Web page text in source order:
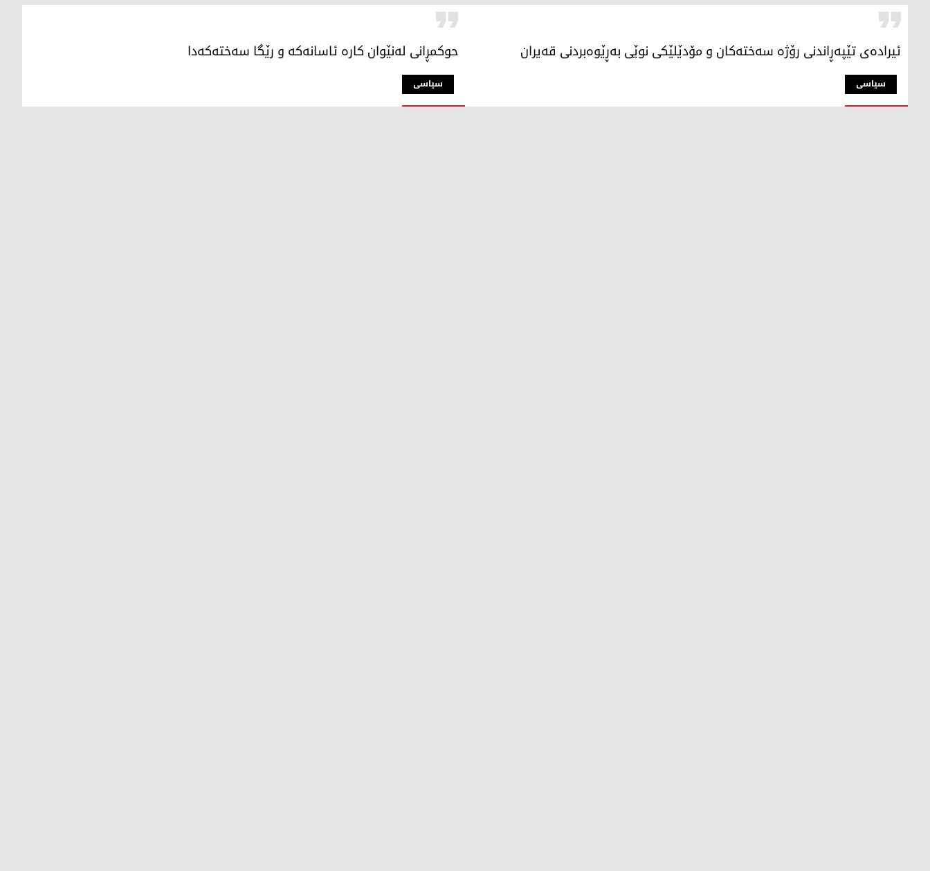
سیاسی
ئیرادەی تێپەڕاندنی رۆژە سەختەكان و مۆدێلێكی نوێی بەڕێوەبردنی قەیران
سیاسی
حوكمڕانی لەنێوان كارە ئاسانەكە و رێگا سەختەكەدا